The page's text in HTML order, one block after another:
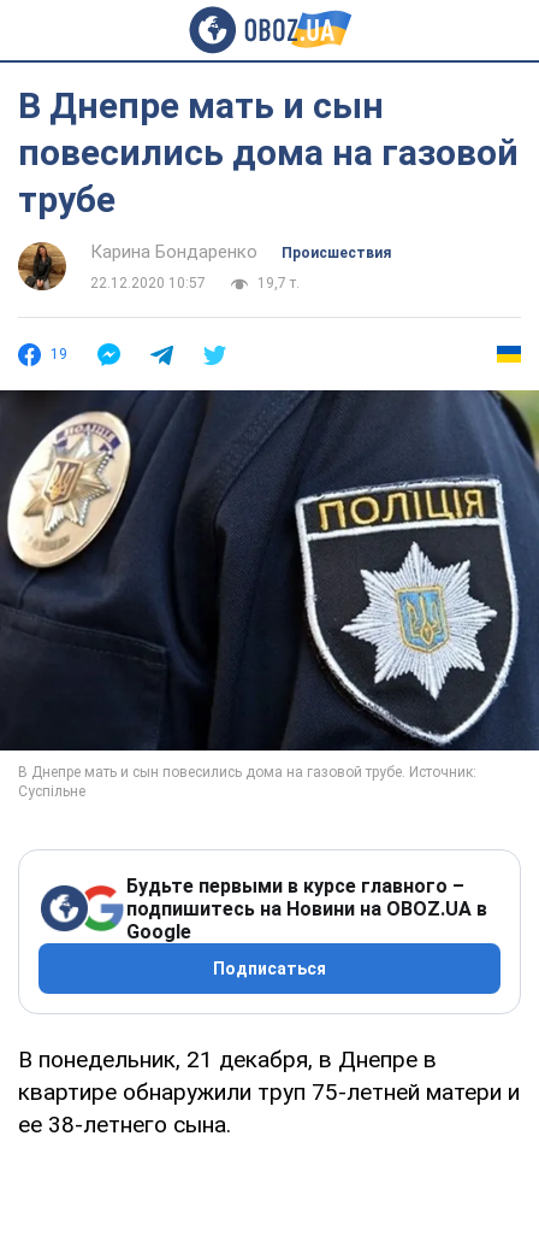
В Днепре мать и сын
повесились дома на газовой
трубе
Карина Бондаренко
Происшествия
22.12.2020 10:57
19,7 т.
19
Будьте первыми в курсе главного –
подпишитесь на Новини на OBOZ.UA в
Google
Подписаться
В понедельник, 21 декабря, в Днепре в
квартире обнаружили труп 75-летней матери и
ее 38-летнего сына.